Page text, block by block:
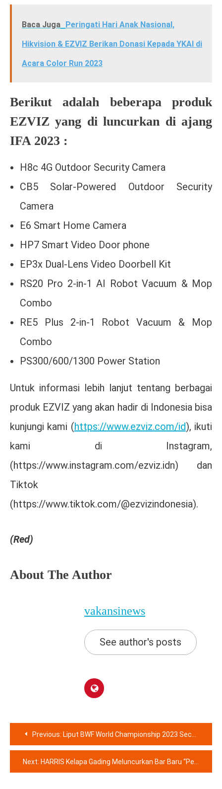
Baca Juga Peringati Hari Anak Nasional,
Hikvision & EZVIZ Berikan Donasi Kepada YKAI di
Acara Color Run 2023
Berikut adalah beberapa produk
EZVIZ yang di luncurkan di ajang
IFA 2023 :
H8c 4G Outdoor Security Camera
CB5 Solar-Powered Outdoor Security
Camera
E6 Smart Home Camera
HP7 Smart Video Door phone
EP3x Dual-Lens Video Doorbell Kit
RS20 Pro 2-in-1 AI Robot Vacuum & Mop
Combo
RE5 Plus 2-in-1 Robot Vacuum & Mop
Combo
PS300/600/1300 Power Station
Untuk informasi lebih lanjut tentang berbagai
produk EZVIZ yang akan hadir di Indonesia bisa
kunjungi kami (https://www.ezviz.com/id), ikuti
kami di Instagram,
(https://www.instagram.com/ezviz.idn) dan
Tiktok
(https://www.tiktok.com/@ezvizindonesia).
(Red)
About The Author
vakansinews
See author's posts
Navigasi
pos
Previous: Liput BWF World Championship 2023 Secara Langsung, Badmintalk Apresiasi Dukungan Indofood
Next: HARRIS Kelapa Gading Meluncurkan Bar Baru “Perfectly Imperfect” Dengan Berbagai Macam Pilihan Cocktails, Wines & Tapas